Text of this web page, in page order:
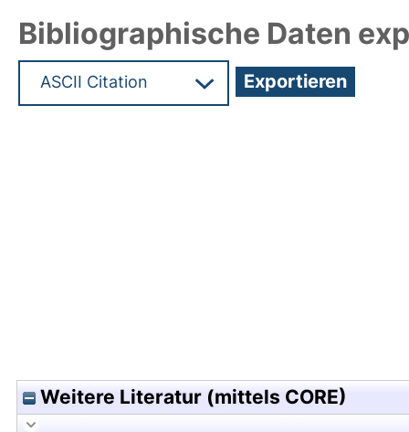
Bibliographische Daten
Weitere Literatur (mittels CORE)